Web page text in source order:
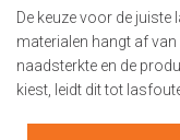
De keuze voor de
materialen hangt af van
naadsterkte en de
kiest, leidt dit tot